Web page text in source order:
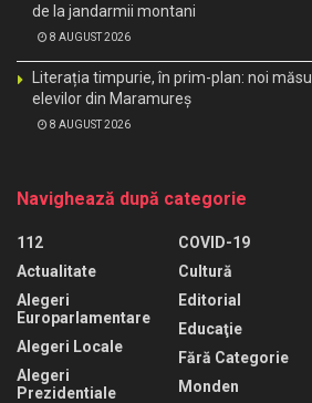
de la jandarmii montani
8 AUGUST 2026
Literația timpurie, în prim-plan: noi
elevilor din Maramureș
8 AUGUST 2026
Navighează după categorie
112
Actualitate
Alegeri
Europarlamentare
Alegeri Locale
Alegeri
Prezidentiale
COVID-19
Cultură
Editorial
Educaţie
Fără Categorie
Monden